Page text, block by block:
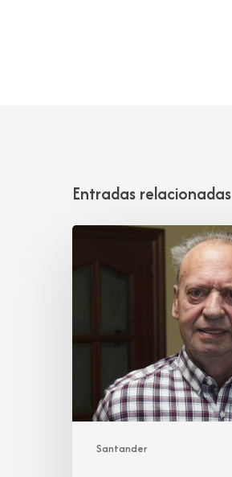
Entradas relacionadas
Santander
Juan
Cobo